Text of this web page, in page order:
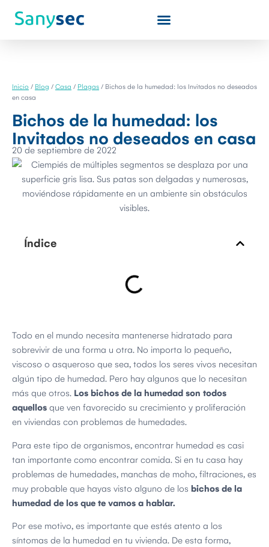
Inicio / Blog / Casa / Plagas / Bichos de la humedad: los Invitados no deseados
en casa
Bichos de la humedad: los
Invitados no deseados en casa
20 de septiembre de 2022
Índice
Todo en el mundo necesita mantenerse hidratado para
sobrevivir de una forma u otra. No importa lo pequeño,
viscoso o asqueroso que sea, todos los seres vivos necesitan
algún tipo de humedad. Pero hay algunos que lo necesitan
más que otros. Los bichos de la humedad son todos
aquellos que ven favorecido su crecimiento y proliferación
en viviendas con problemas de humedades.
Para este tipo de organismos, encontrar humedad es casi
tan importante como encontrar comida. Si en tu casa hay
problemas de humedades, manchas de moho, filtraciones, es
muy probable que hayas visto alguno de los bichos de la
humedad de los que te vamos a hablar.
Por ese motivo, es importante que estés atento a los
síntomas de la humedad en tu vivienda. De esta forma,